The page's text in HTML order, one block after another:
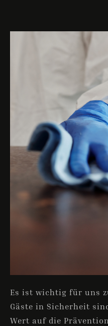
Es ist wichtig für uns
Gäste in Sicherheit
Wert auf die